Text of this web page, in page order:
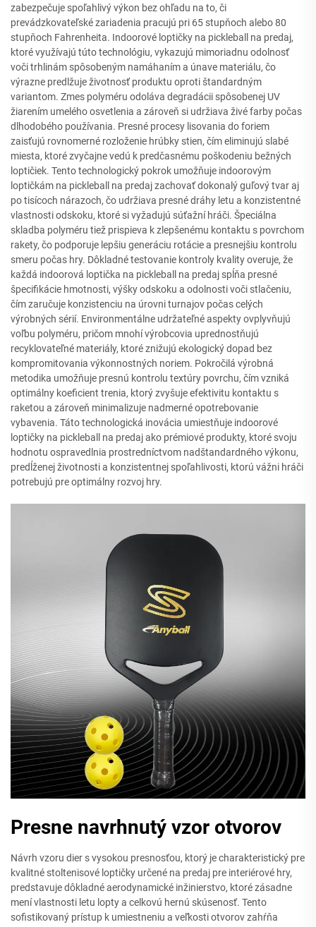
zabezpečuje spoľahlivý výkon bez ohľadu na to, či
prevádzkovateľské zariadenia pracujú pri 65 stupňoch alebo 80
stupňoch Fahrenheita. Indoorové loptičky na pickleball na predaj,
ktoré využívajú túto technológiu, vykazujú mimoriadnu odolnosť
voči trhlinám spôsobeným namáhaním a únave materiálu, čo
výrazne predlžuje životnosť produktu oproti štandardným
variantom. Zmes polyméru odoláva degradácii spôsobenej UV
žiarením umelého osvetlenia a zároveň si udržiava živé farby počas
dlhodobého používania. Presné procesy lisovania do foriem
zaisťujú rovnomerné rozloženie hrúbky stien, čím eliminujú slabé
miesta, ktoré zvyčajne vedú k predčasnému poškodeniu bežných
loptičiek. Tento technologický pokrok umožňuje indoorovým
loptičkám na pickleball na predaj zachovať dokonalý guľový tvar aj
po tisícoch nárazoch, čo udržiava presné dráhy letu a konzistentné
vlastnosti odskoku, ktoré si vyžadujú súťažní hráči. Špeciálna
skladba polyméru tiež prispieva k zlepšenému kontaktu s povrchom
rakety, čo podporuje lepšiu generáciu rotácie a presnejšiu kontrolu
smeru počas hry. Dôkladné testovanie kontroly kvality overuje, že
každá indoorová loptička na pickleball na predaj spĺňa presné
špecifikácie hmotnosti, výšky odskoku a odolnosti voči stlačeniu,
čím zaručuje konzistenciu na úrovni turnajov počas celých
výrobných sérií. Environmentálne udržateľné aspekty ovplyvňujú
voľbu polyméru, pričom mnohí výrobcovia uprednostňujú
recyklovateľné materiály, ktoré znižujú ekologický dopad bez
kompromitovania výkonnostných noriem. Pokročilá výrobná
metodika umožňuje presnú kontrolu textúry povrchu, čím vzniká
optimálny koeficient trenia, ktorý zvyšuje efektivitu kontaktu s
raketou a zároveň minimalizuje nadmerné opotrebovanie
vybavenia. Táto technologická inovácia umiestňuje indoorové
loptičky na pickleball na predaj ako prémiové produkty, ktoré svoju
hodnotu ospravedlnia prostredníctvom nadštandardného výkonu,
predĺženej životnosti a konzistentnej spoľahlivosti, ktorú vážni hráči
potrebujú pre optimálny rozvoj hry.
Presne navrhnutý vzor otvorov
Návrh vzoru dier s vysokou presnosťou, ktorý je charakteristický pre
kvalitné stoltenisové loptičky určené na predaj pre interiérové hry,
predstavuje dôkladné aerodynamické inžinierstvo, ktoré zásadne
mení vlastnosti letu lopty a celkovú hernú skúsenosť. Tento
sofistikovaný prístup k umiestneniu a veľkosti otvorov zahŕňa